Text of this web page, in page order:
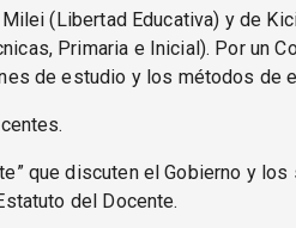
(Libertad Educativa) y de
Primaria e Inicial). Por un
de estudio y los métodos de
que discuten el Gobierno y
del Docente.